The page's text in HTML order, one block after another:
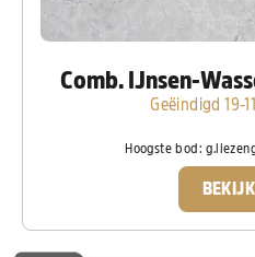
Comb. IJnsen-
Geëindigd 19-
Hoogste bod: